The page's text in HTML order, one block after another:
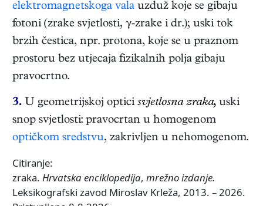
elektromagnetskoga vala uzduž koje se gibaju
fotoni (zrake svjetlosti, γ-zrake i dr.); uski tok
brzih čestica, npr. protona, koje se u praznom
prostoru bez utjecaja fizikalnih polja gibaju
pravocrtno.
3. U geometrijskoj optici svjetlosna zraka, uski
snop svjetlosti: pravocrtan u homogenom
optičkom sredstvu, zakrivljen u nehomogenom.
Citiranje:
zraka. Hrvatska enciklopedija, mrežno izdanje.
Leksikografski zavod Miroslav Krleža, 2013. – 2026.